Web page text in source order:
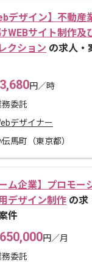
デザイン】不動産
WEBサイト制作及
クション の求人・
3,680円／時
務委託
デザイナー
伝馬町（東京都）
ーム企業】プロモー
デザイン制作 の求
件
650,000円／月
務委託